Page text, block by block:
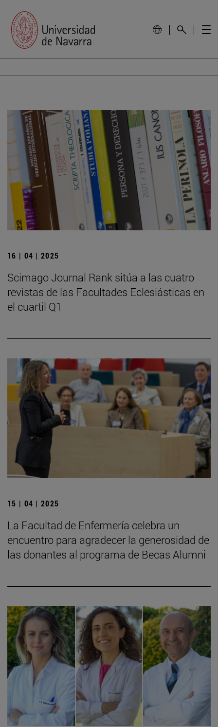
16 | 04 | 2025
Scimago Journal Rank sitúa a las cuatro
revistas de las Facultades Eclesiásticas en
el cuartil Q1
15 | 04 | 2025
La Facultad de Enfermería celebra un
encuentro para agradecer la generosidad de
las donantes al programa de Becas Alumni